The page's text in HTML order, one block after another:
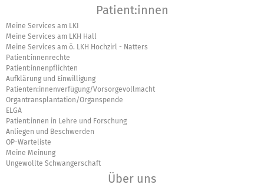
Patient:innen
Meine Services am LKI
Meine Services am LKH Hall
Meine Services am ö. LKH Hochzirl - Natters
Patient:innenrechte
Patient:innenpflichten
Aufklärung und Einwilligung
Patienten:innenverfügung/Vorsorgevollmacht
Organtransplantation/Organspende
ELGA
Patient:innen in Lehre und Forschung
Anliegen und Beschwerden
OP-Warteliste
Meine Meinung
Ungewollte Schwangerschaft
Über uns